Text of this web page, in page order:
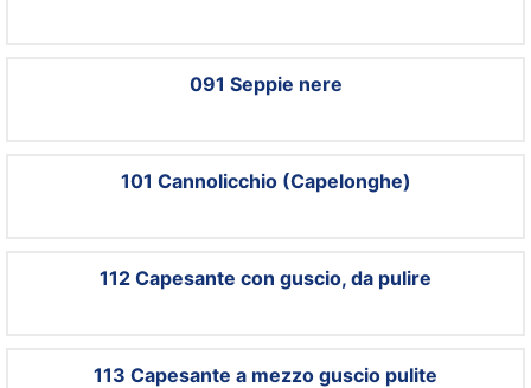
091 Seppie nere
101 Cannolicchio (Capelonghe)
112 Capesante con guscio, da pulire
113 Capesante a mezzo guscio pulite